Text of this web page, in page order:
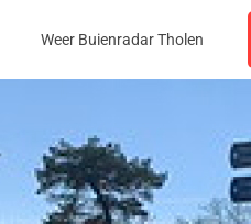
Weer Buienradar Tholen